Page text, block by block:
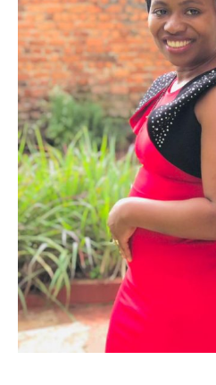
Politique
Technologies
Entreprenariat